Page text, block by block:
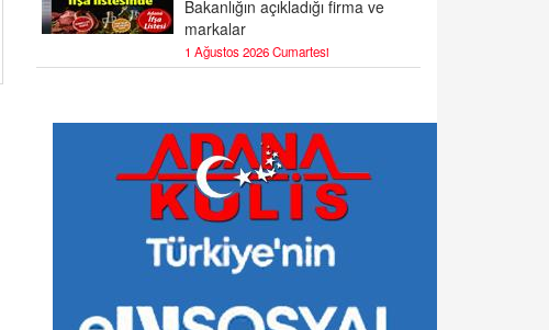
Bakanlığın açıkladığı firma ve
markalar
1 Ağustos 2026 Cumartesi